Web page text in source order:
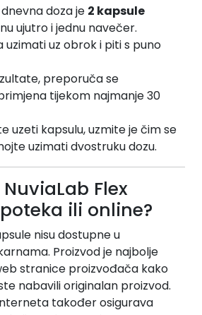
doza je 2 kapsule
ujutro i jednu navečer.
uzimati uz obrok i piti s puno
preporuča se
tijekom najmanje 30
uzeti kapsulu, uzmite je čim se
uzimati dvostruku dozu.
Flex
ili online?
nisu dostupne u
Proizvod je najbolje
stranice proizvođača kako
nabavili originalan proizvod.
također osigurava